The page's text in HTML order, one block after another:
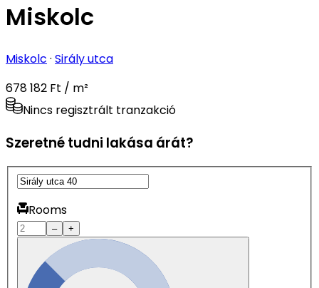
Miskolc
Miskolc · Sirály utca
678 182 Ft / m²
Nincs regisztrált tranzakció
Szeretné tudni lakása árát?
Rooms
– +